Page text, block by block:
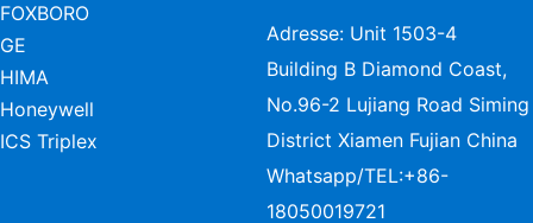
FOXBORO
GE
HIMA
Honeywell
ICS Triplex
Adresse: Unit 1503-4
Building B Diamond Coast,
No.96-2 Lujiang Road Siming
District Xiamen Fujian China
Whatsapp/TEL:+86-
18050019721